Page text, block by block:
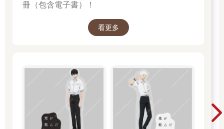
冊（包含電子書）！
看更多